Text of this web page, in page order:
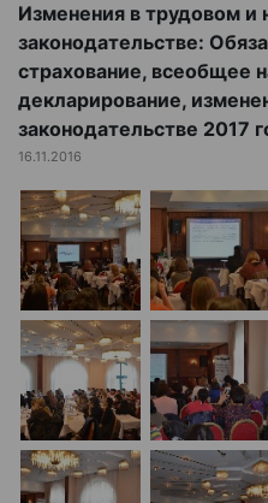
Изменения в трудовом и
законодательстве:
страхование, всеобщее
декларирование,
законодательстве 2017
16.11.2016